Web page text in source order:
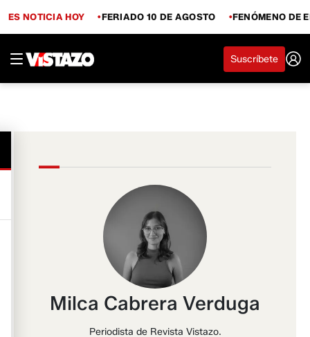
ES NOTICIA HOY FERIADO 10 DE AGOSTO FENÓMENO DE
Suscríbete
Milca Cabrera Verduga
Periodista de Revista Vistazo.